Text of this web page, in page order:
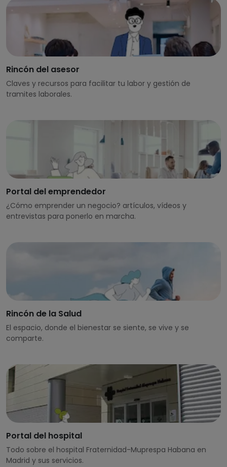
Rincón del asesor
Claves y recursos para facilitar tu labor y gestión de
tramites laborales.
Portal del emprendedor
¿Cómo emprender un negocio? artículos, vídeos y
entrevistas para ponerlo en marcha.
Rincón de la Salud
El espacio, donde el bienestar se siente, se vive y se
comparte.
Portal del hospital
Todo sobre el hospital Fraternidad-Muprespa Habana en
Madrid y sus servicios.